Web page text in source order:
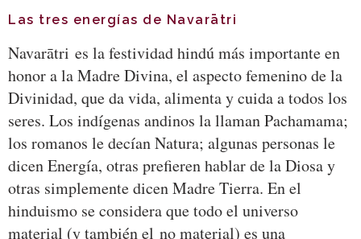
Las tres energías de Navarātri
Navarātri es la festividad hindú más importante en
honor a la Madre Divina, el aspecto femenino de la
Divinidad, que da vida, alimenta y cuida a todos los
seres. Los indígenas andinos la llaman Pachamama;
los romanos le decían Natura; algunas personas le
dicen Energía, otras prefieren hablar de la Diosa y
otras simplemente dicen Madre Tierra. En el
hinduismo se considera que todo el universo
material (y también el no material) es una